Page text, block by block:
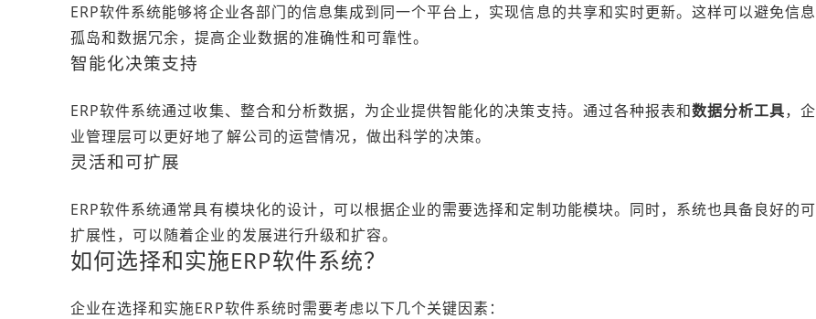
ERP软件系统能够将企业各部门的信息集成到同一个平台上，实现信息的共享和实时更新。这样可以避免信息
孤岛和数据冗余，提高企业数据的准确性和可靠性。
智能化决策支持
ERP软件系统通过收集、整合和分析数据，为企业提供智能化的决策支持。通过各种报表和数据分析工具，企
业管理层可以更好地了解公司的运营情况，做出科学的决策。
灵活和可扩展
ERP软件系统通常具有模块化的设计，可以根据企业的需要选择和定制功能模块。同时，系统也具备良好的可
扩展性，可以随着企业的发展进行升级和扩容。
如何选择和实施ERP软件系统？
企业在选择和实施ERP软件系统时需要考虑以下几个关键因素：